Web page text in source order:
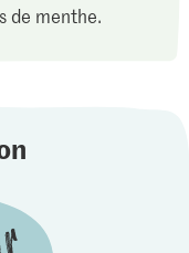
de menthe.